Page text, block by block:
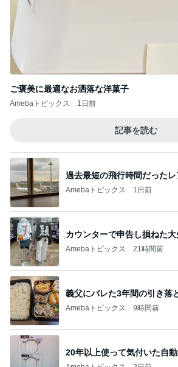
ご褒美に最適なお洒落な洋菓子
Amebaトピックス 1日前
記事を読む
過去最短の飛行時間だった
Amebaトピックス 1日前
カウンターで申告し損ねた
Amebaトピックス 21時間前
義父にバレた3年間の引き落
Amebaトピックス 9時間前
20年以上使って気付いた自